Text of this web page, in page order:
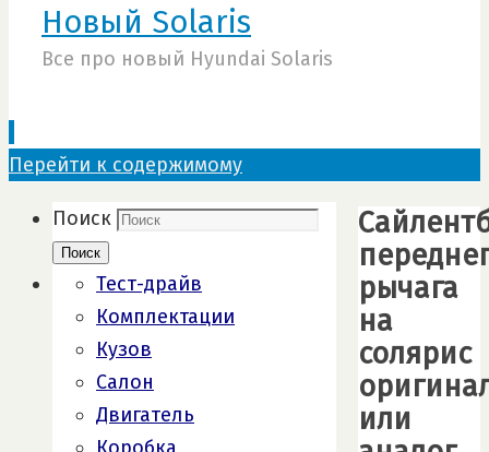
Новый Solaris
Все про новый Hyundai Solaris
Перейти к содержимому
рычага
на
солярис
или
Поиск
Поиск
Тест-драйв
Комплектации
Кузов
Салон
Двигатель